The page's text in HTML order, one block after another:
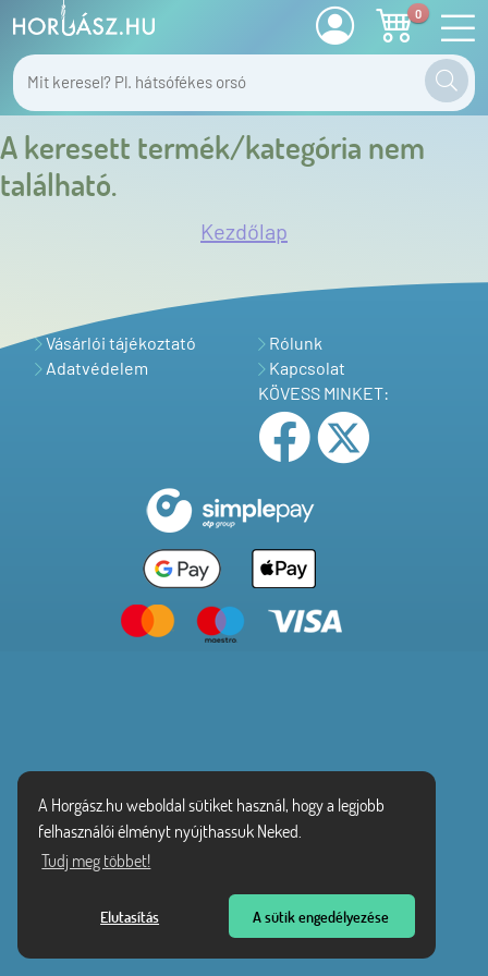
A Horgász.hu weboldal sütiket használ, hogy a legjobb
felhasználói élményt nyújthassuk Neked.
Tudj meg többet!
Elutasítás A sütik engedélyezése
0
A keresett termék/kategória nem
található.
Kezdőlap
Vásárlói tájékoztató
Adatvédelem
Rólunk
Kapcsolat
KÖVESS MINKET: